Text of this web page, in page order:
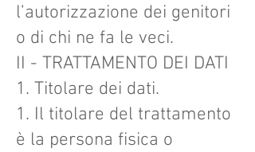
l’autorizzazione dei genitori
o di chi ne fa le veci.
II - TRATTAMENTO DEI DATI
1. Titolare dei dati.
1. Il titolare del trattamento
è la persona fisica o